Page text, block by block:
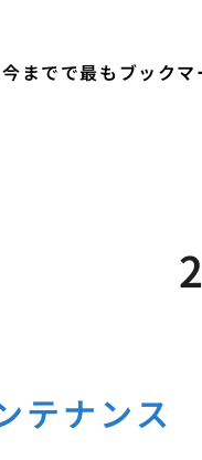
までで最もブック
テナンス